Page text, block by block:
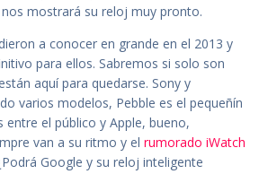
nos mostrará su reloj muy pronto.
a conocer en grande en el 2013 y
para ellos. Sabremos si solo son
aquí para quedarse. Sony y
varios modelos, Pebble es el pequeñín
entre el público y Apple, bueno,
van a su ritmo y el rumorado iWatch
Google y su reloj inteligente